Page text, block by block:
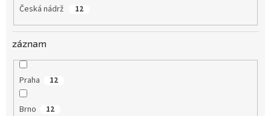
Česká nádrž 12
záznam
Praha 12
Brno 12